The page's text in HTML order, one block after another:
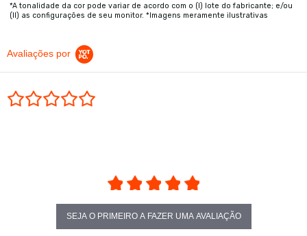
*A tonalidade da cor pode variar de acordo com o (I) lote do fabricante; e/ou
(II) as configurações de seu monitor. *Imagens meramente ilustrativas
Avaliações por
SEJA O PRIMEIRO A FAZER UMA AVALIAÇÃO